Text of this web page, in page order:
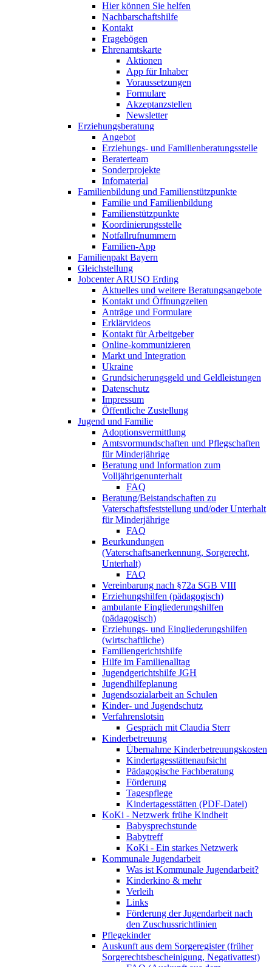
Hier können Sie helfen
Nachbarschaftshilfe
Kontakt
Fragebögen
Ehrenamtskarte
Aktionen
App für Inhaber
Voraussetzungen
Formulare
Akzeptanzstellen
Newsletter
Erziehungsberatung
Angebot
Erziehungs- und Familienberatungsstelle
Beraterteam
Sonderprojekte
Infomaterial
Familienbildung und Familienstützpunkte
Familie und Familienbildung
Familienstützpunkte
Koordinierungsstelle
Notfallrufnummern
Familien-App
Familienpakt Bayern
Gleichstellung
Jobcenter ARUSO Erding
Aktuelles und weitere Beratungsangebote
Kontakt und Öffnungzeiten
Anträge und Formulare
Erklärvideos
Kontakt für Arbeitgeber
Online-kommunizieren
Markt und Integration
Ukraine
Grundsicherungsgeld und Geldleistungen
Datenschutz
Impressum
Öffentliche Zustellung
Jugend und Familie
Adoptionsvermittlung
Amtsvormundschaften und Pflegschaften
für Minderjährige
Beratung und Information zum
Volljährigenunterhalt
FAQ
Beratung/Beistandschaften zu
Vaterschaftsfeststellung und/oder Unterhalt
für Minderjährige
FAQ
Beurkundungen
(Vaterschaftsanerkennung, Sorgerecht,
Unterhalt)
FAQ
Vereinbarung nach §72a SGB VIII
Erziehungshilfen (pädagogisch)
ambulante Eingliederungshilfen
(pädagogisch)
Erziehungs- und Eingliederungshilfen
(wirtschaftliche)
Familiengerichtshilfe
Hilfe im Familienalltag
Jugendgerichtshilfe JGH
Jugendhilfeplanung
Jugendsozialarbeit an Schulen
Kinder- und Jugendschutz
Verfahrenslotsin
Gespräch mit Claudia Sterr
Kinderbetreuung
Übernahme Kinderbetreuungskosten
Kindertagesstättenaufsicht
Pädagogische Fachberatung
Förderung
Tagespflege
Kindertagesstätten (PDF-Datei)
KoKi - Netzwerk frühe Kindheit
Babysprechstunde
Babytreff
KoKi - Ein starkes Netzwerk
Kommunale Jugendarbeit
Was ist Kommunale Jugendarbeit?
Kinderkino & mehr
Verleih
Links
Förderung der Jugendarbeit nach
den Zuschussrichtlinien
Pflegekinder
Auskunft aus dem Sorgeregister (früher
Sorgerechtsbescheinigung, Negativattest)